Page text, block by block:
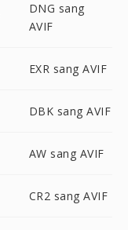
DNG sang
AVIF
EXR sang AVIF
DBK sang AVIF
AW sang AVIF
CR2 sang AVIF